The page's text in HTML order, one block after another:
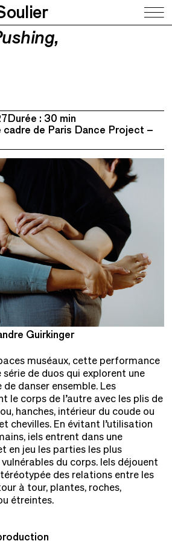
Thrusting
Durée : 30 min
cadre de Paris Dance Project –
Guirkinger
muséaux, cette performance
série de duos qui explorent une
danser ensemble. Les
le corps de l’autre avec les plis de
hanches, intérieur du coude ou
chevilles. En évitant l’utilisation
iels entrent dans une
en jeu les parties les plus
du corps. Iels déjouent
des relations entre les
à tour, plantes, roches,
étreintes.